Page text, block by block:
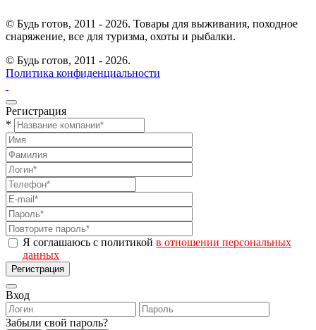
© Будь готов, 2011 - 2026. Товары для выживания, походное
снаряжение, все для туризма, охоты и рыбалки.
© Будь готов, 2011 - 2026.
Политика конфиденциальности
Регистрация
*
Я соглашаюсь с политикой в отношении персональных
данных
Регистрация
Вход
Забыли свой пароль?